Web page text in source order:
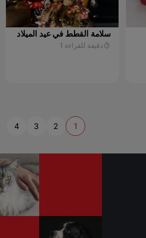
سلامة القطط في عيد الميلاد
دقيقة للقراءة 1
1
2
3
4